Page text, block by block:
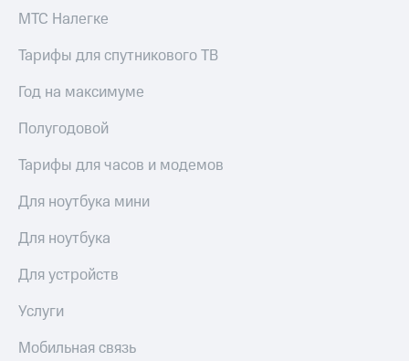
Дивиденды
облигаций
Описание
Уведомление
погашении
облигаций
Другое
Регистратор
Реквизиты
Контакты
развитие
этика
На главную
МТС Налегке
Тарифы для спутникового ТВ
Год на максимуме
Полугодовой
Тарифы для часов и модемов
Для ноутбука мини
Для ноутбука
Для устройств
Услуги
Мобильная связь